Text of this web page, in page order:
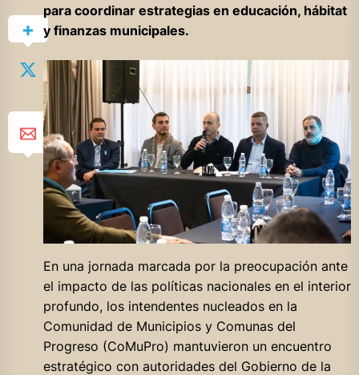
para coordinar estrategias en educación, hábitat
y finanzas municipales.
En una jornada marcada por la preocupación ante
el impacto de las políticas nacionales en el interior
profundo, los intendentes nucleados en la
Comunidad de Municipios y Comunas del
Progreso (CoMuPro) mantuvieron un encuentro
estratégico con autoridades del Gobierno de la